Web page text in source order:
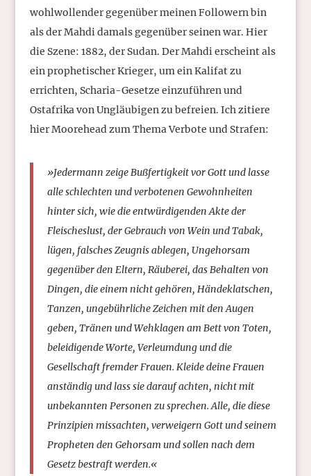
wohlwollender gegenüber meinen Followern bin
als der Mahdi damals gegenüber seinen war. Hier
die Szene: 1882, der Sudan. Der Mahdi erscheint als
ein prophetischer Krieger, um ein Kalifat zu
errichten, Scharia-Gesetze einzuführen und
Ostafrika von Ungläubigen zu befreien. Ich zitiere
hier Moorehead zum Thema Verbote und Strafen:
»Jedermann zeige Bußfertigkeit vor Gott und lasse
alle schlechten und verbotenen Gewohnheiten
hinter sich, wie die entwürdigenden Akte der
Fleischeslust, der Gebrauch von Wein und Tabak,
lügen, falsches Zeugnis ablegen, Ungehorsam
gegenüber den Eltern, Räuberei, das Behalten von
Dingen, die einem nicht gehören, Händeklatschen,
Tanzen, ungebührliche Zeichen mit den Augen
geben, Tränen und Wehklagen am Bett von Toten,
beleidigende Worte, Verleumdung und die
Gesellschaft fremder Frauen. Kleide deine Frauen
anständig und lass sie darauf achten, nicht mit
unbekannten Personen zu sprechen. Alle, die diese
Prinzipien missachten, verweigern Gott und seinem
Propheten den Gehorsam und sollen nach dem
Gesetz bestraft werden.«